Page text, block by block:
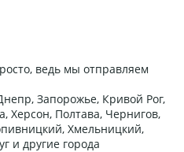
ведь мы отправляем
Запорожье, Кривой Рог,
Херсон, Полтава, Чернигов,
Хмельницкий,
и другие города